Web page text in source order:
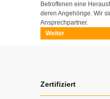
Betroffenen eine
deren Angehörige. Wir
Ansprechpartner.
Weiter
Zertifiziert